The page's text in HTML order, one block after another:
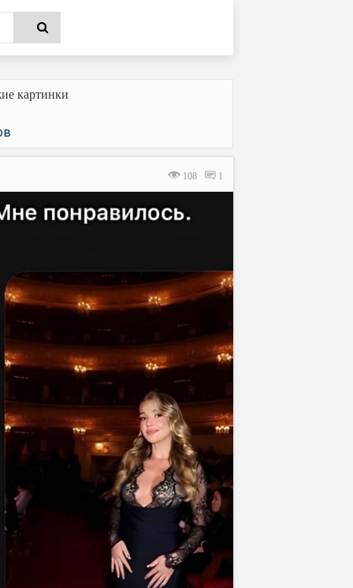
картинки
108 1